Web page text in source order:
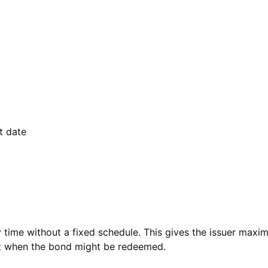
date
without a fixed schedule. This gives the issuer
the bond might be redeemed.